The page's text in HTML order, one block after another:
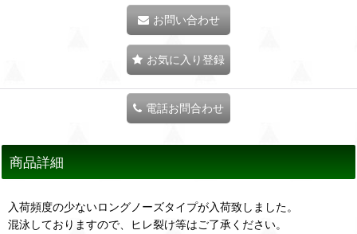
お問い合わせ
お気に入り登録
電話お問合わせ
商品詳細
入荷頻度の少ないロングノーズタイプが入荷致しました。
混泳しておりますので、ヒレ裂け等はご了承ください。